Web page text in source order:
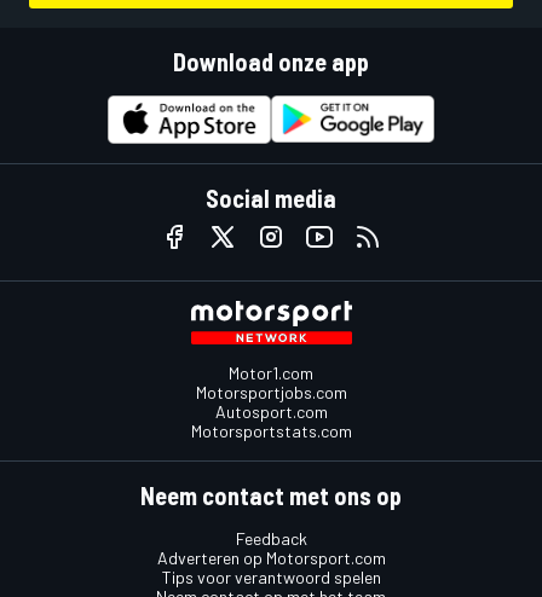
Download onze app
Social media
Motor1.com
Motorsportjobs.com
Autosport.com
Motorsportstats.com
Neem contact met ons op
Feedback
Adverteren op Motorsport.com
Tips voor verantwoord spelen